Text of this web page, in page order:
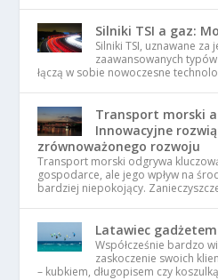
Silniki TSI a gaz:
Silniki TSI, uznawane
zaawansowanych
łączą w sobie nowoczesne
Transport morski
Innowacyjne
zrównoważonego rozwoju
Transport morski odgrywa
gospodarce, ale jego wpływ na
bardziej niepokojący.
Latawiec
Współcześnie bardzo
zaskoczenie swoich
– kubkiem, długopisem czy